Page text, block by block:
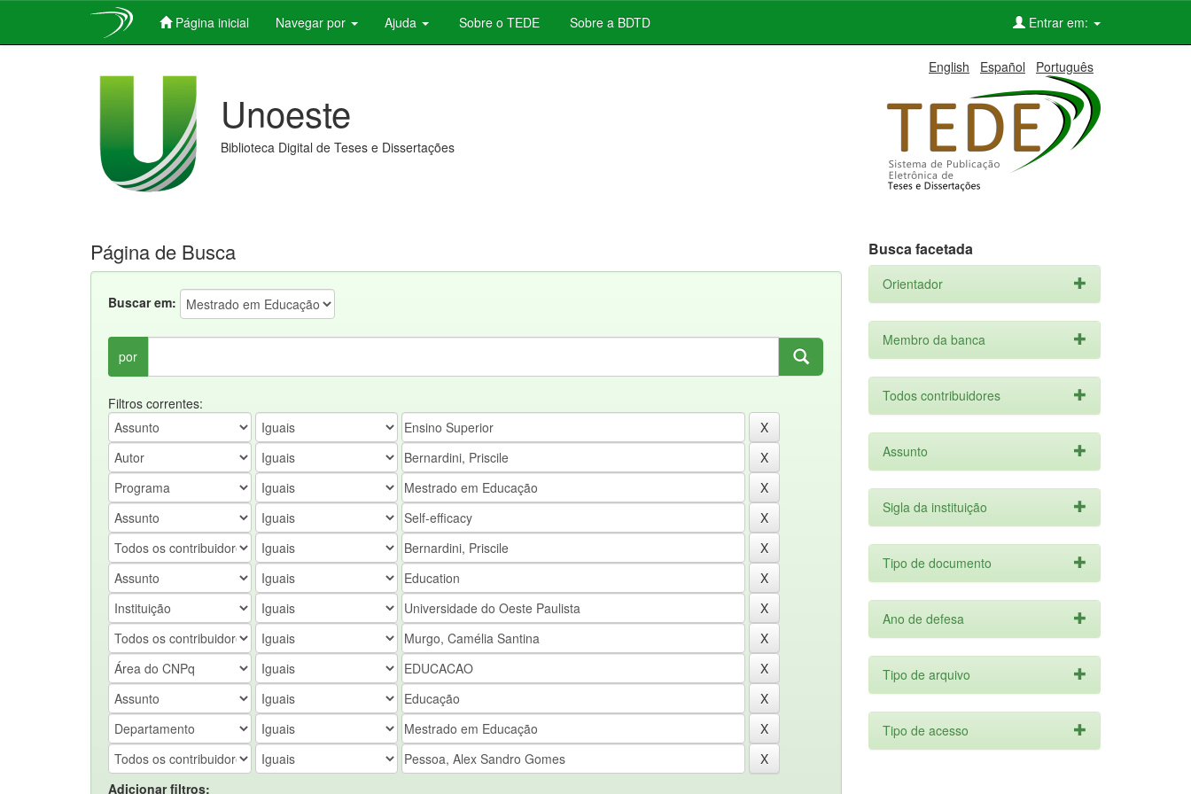
Página inicial Navegar por Ajuda Sobre o TEDE Sobre a BDTD Entrar em:
English Español Português
Unoeste
Biblioteca Digital de Teses e Dissertações
Página de Busca
Buscar em:
por
Filtros correntes:
Adicionar filtros:
Busca facetada
Orientador
Membro da banca
Todos contribuidores
Assunto
Sigla da instituição
Tipo de documento
Ano de defesa
Tipo de arquivo
Tipo de acesso